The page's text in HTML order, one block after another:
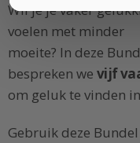
Wil je je vaker
voelen met minder
moeite? In deze
bespreken we vijf
om geluk te vinden
Gebruik deze